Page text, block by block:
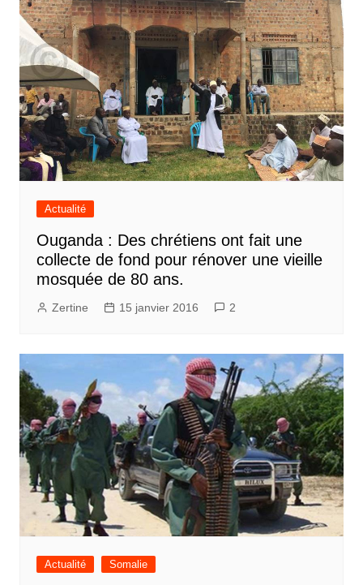
Actualité
Ouganda : Des chrétiens ont fait une
collecte de fond pour rénover une vieille
mosquée de 80 ans.
Zertine 15 janvier 2016 2
Actualité Somalie